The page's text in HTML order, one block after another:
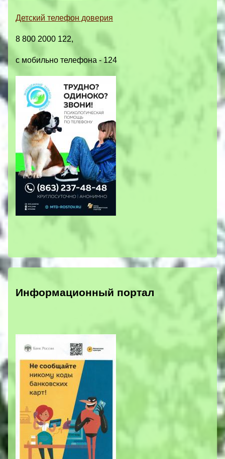
Детский телефон доверия
8 800 2000 122,
с мобильно телефона - 124
Информационный портал